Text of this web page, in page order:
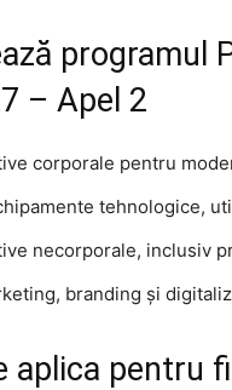
programul
– Apel 2
corporale pentru
tehnologice,
necorporale, inclusiv
branding și
aplica pentru